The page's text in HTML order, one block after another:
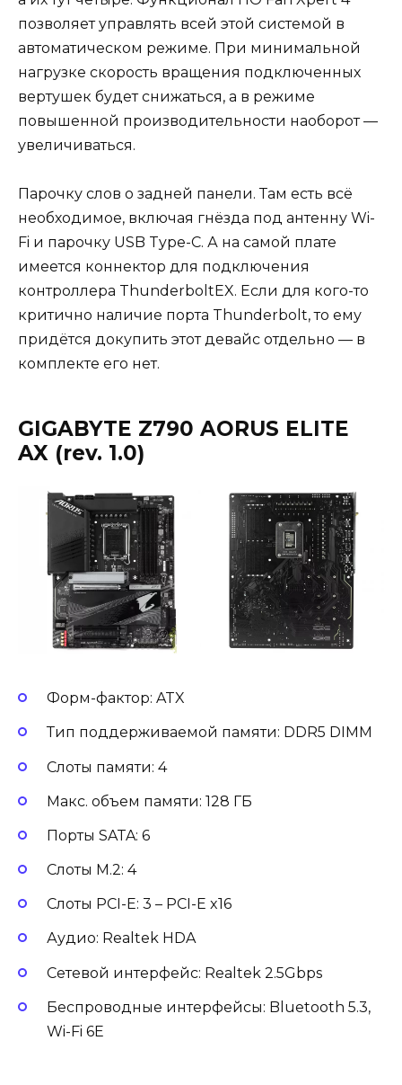
позволяет управлять всей этой системой в
автоматическом режиме. При минимальной
нагрузке скорость вращения подключенных
вертушек будет снижаться, а в режиме
повышенной производительности наоборот —
увеличиваться.
Парочку слов о задней панели. Там есть всё
необходимое, включая гнёзда под антенну Wi-
Fi и парочку USB Type-C. А на самой плате
имеется коннектор для подключения
контроллера ThunderboltEX. Если для кого-то
критично наличие порта Thunderbolt, то ему
придётся докупить этот девайс отдельно — в
комплекте его нет.
GIGABYTE Z790 AORUS ELITE
AX (rev. 1.0)
Форм-фактор: ATX
Тип поддерживаемой памяти: DDR5 DIMM
Слоты памяти: 4
Макс. объем памяти: 128 ГБ
Порты SATA: 6
Слоты M.2: 4
Слоты PCI-E: 3 – PCI-E x16
Аудио: Realtek HDA
Сетевой интерфейс: Realtek 2.5Gbps
Беспроводные интерфейсы: Bluetooth 5.3,
Wi-Fi 6E